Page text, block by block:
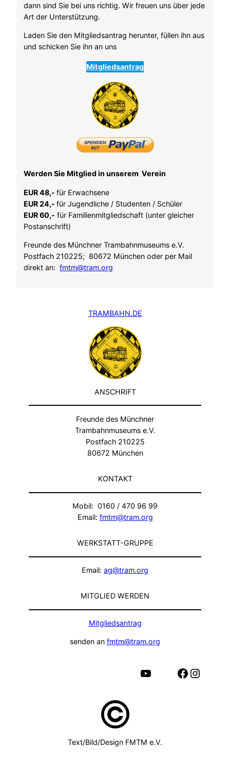
dann sind Sie bei uns richtig. Wir freuen uns über jede
Art der Unterstützung.
Laden Sie den Mitgliedsantrag herunter, füllen ihn aus
und schicken Sie ihn an uns
Mitgliedsantrag
Werden Sie Mitglied in unserem Verein
EUR 48,- für Erwachsene
EUR 24,- für Jugendliche / Studenten / Schüler
EUR 60,- für Familienmitgliedschaft (unter gleicher
Postanschrift)
Freunde des Münchner Trambahnmuseums e.V.
Postfach 210225; 80672 München oder per Mail
direkt an: fmtm@tram.org
TRAMBAHN.DE
ANSCHRIFT
Freunde des Münchner
Trambahnmuseums e.V.
Postfach 210225
80672 München
KONTAKT
Mobil: 0160 / 470 96 99
Email: fmtm@tram.org
WERKSTATT-GRUPPE
Email: ag@tram.org
MITGLIED WERDEN
Mitgliedsantrag
senden an fmtm@tram.org
Facebook Instagram
YouTube
Text/Bild/Design FMTM e.V.